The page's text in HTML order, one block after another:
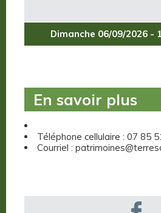
Dimanche 06/09/2026 -
En savoir plus
Téléphone cellulaire : 07 85
Courriel :